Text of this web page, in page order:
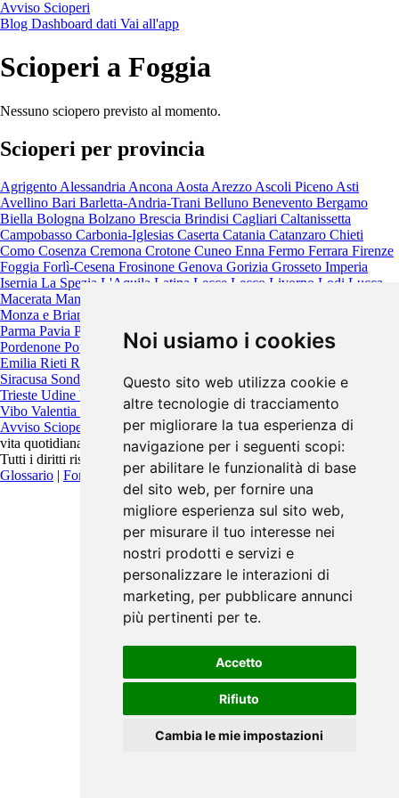
Noi usiamo i cookies
Questo sito web utilizza cookie e
altre tecnologie di tracciamento
per migliorare la tua esperienza di
navigazione per i seguenti scopi:
per abilitare le funzionalità di base
del sito web, per fornire una
migliore esperienza sul sito web,
per misurare il tuo interesse nei
nostri prodotti e servizi e
personalizzare le interazioni di
marketing, per pubblicare annunci
più pertinenti per te.
Accetto
Rifiuto
Cambia le mie impostazioni
Avviso Scioperi
Blog Dashboard dati Vai all'app
Scioperi a Foggia
Nessuno sciopero previsto al momento.
Scioperi per provincia
Agrigento Alessandria Ancona Aosta Arezzo Ascoli Piceno Asti
Avellino Bari Barletta-Andria-Trani Belluno Benevento Bergamo
Biella Bologna Bolzano Brescia Brindisi Cagliari Caltanissetta
Campobasso Carbonia-Iglesias Caserta Catania Catanzaro Chieti
Como Cosenza Cremona Crotone Cuneo Enna Fermo Ferrara Firenze
Foggia Forlì-Cesena Frosinone Genova Gorizia Grosseto Imperia
Isernia La Spezia L'Aquila Latina Lecce Lecco Livorno Lodi Lucca
Macerata Mantova
Monza e Brianza
Parma Pavia Perugia Pesaro e Urbino Pescara Piacenza
Pordenone Potenza PratoRagusaRavenna Reggio Calabria
Emilia Rieti Rimini
Siracusa Sondrio TarantoTeramoTerniTorinoTrapaniTrento
Trieste Udine Varese Venezia Verbano-Cusio-Ossola
Vibo Valentia
VicenzaViterbo
Avviso Scioperi
è un progetto indipendente pensato per migliorare la
vita quotidiana.
Tutti i diritti riservati. Contattaci:
info@avvisoscioperi.it
Glossario | Fonti Privacy Policy